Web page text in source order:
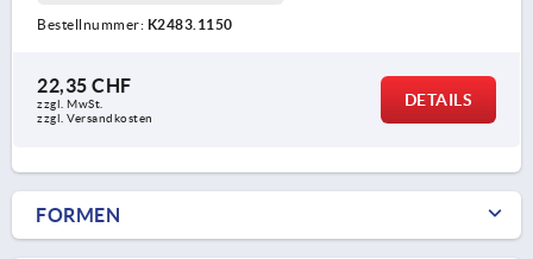
Bestellnummer: K2483.1150
22,35 CHF
zzgl. MwSt.
zzgl. Versandkosten
DETAILS
FORMEN